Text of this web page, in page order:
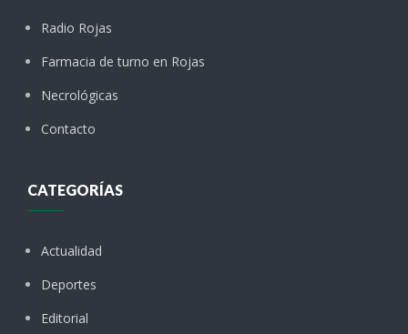
Radio Rojas
Farmacia de turno en Rojas
Necrológicas
Contacto
CATEGORÍAS
Actualidad
Deportes
Editorial